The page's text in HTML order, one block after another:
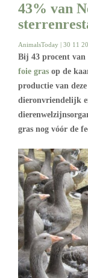
43% van
AnimalsToday | 30 11
Bij 43 procent van
foie gras op de
productie van
dieronvriendelijk
gras nog vóór de